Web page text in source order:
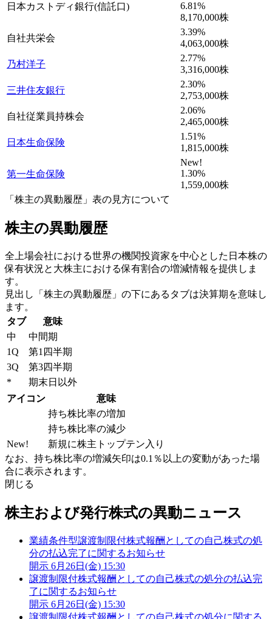
日本カストディ銀行(信託口) 6.81%
8,170,000株
自社共栄会
3.39%
4,063,000株
乃村洋子
2.77%
3,316,000株
三井住友銀行
2.30%
2,753,000株
自社従業員持株会
2.06%
2,465,000株
日本生命保険
1.51%
1,815,000株
第一生命保険
New!
1.30%
1,559,000株
「株主の異動履歴」表の見方について
株主の異動履歴
全上場会社における世界の機関投資家を中心とした日本株の
保有状況と大株主における保有割合の増減情報を提供しま
す。
見出し「株主の異動履歴」の下にあるタブは決算期を意味し
ます。
タブ
意味
中
中間期
1Q
第1四半期
3Q
第3四半期
*
期末日以外
アイコン
意味
持ち株比率の増加
持ち株比率の減少
New!
新規に株主トップテン入り
なお、持ち株比率の増減矢印は0.1％以上の変動があった場
合に表示されます。
閉じる
株主および発行株式の異動ニュース
業績条件型譲渡制限付株式報酬としての自己株式の処
分の払込完了に関するお知らせ
開示 6月26日(金) 15:30
譲渡制限付株式報酬としての自己株式の処分の払込完
了に関するお知らせ
開示 6月26日(金) 15:30
譲渡制限付株式報酬としての自己株式の処分に関する